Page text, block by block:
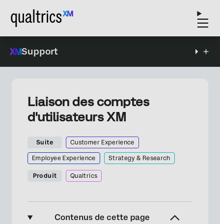
Support
Liaison des comptes
d'utilisateurs XM
Suite Customer Experience
Employee Experience Strategy & Research
Produit Qualtrics
Contenus de cette page